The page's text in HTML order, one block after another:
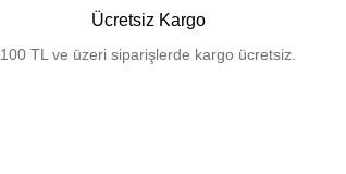
Ücretsiz Kargo
100 TL ve üzeri siparişlerde kargo ücretsiz.